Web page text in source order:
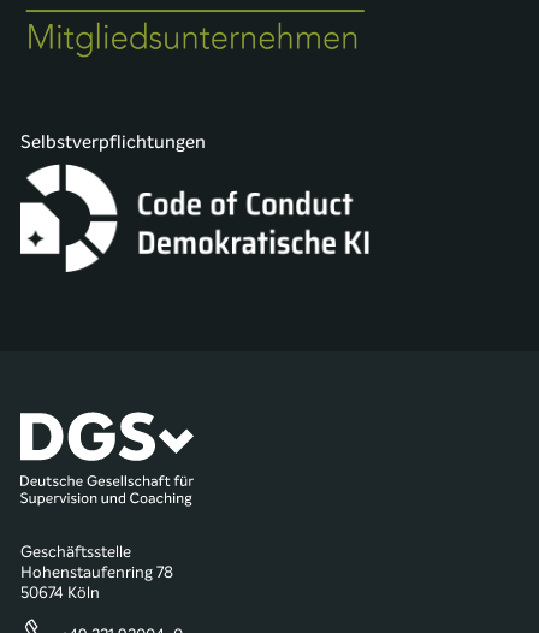
Selbstverpflichtungen
Geschäftsstelle
Hohenstaufenring 78
50674 Köln